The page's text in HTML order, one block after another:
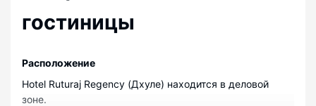
гостиницы
Pасположение
Hotel Ruturaj Regency (Дхуле) находится в деловой
зоне.